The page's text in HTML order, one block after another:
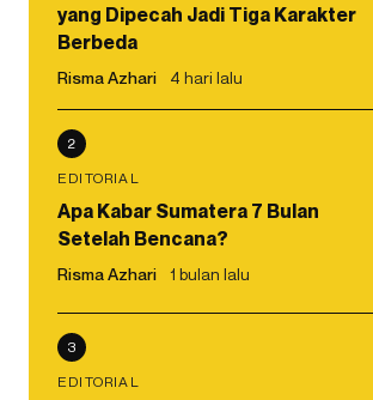
yang Dipecah Jadi Tiga Karakter
Berbeda
Risma Azhari 4 hari lalu
2
EDITORIAL
Apa Kabar Sumatera 7 Bulan
Setelah Bencana?
Risma Azhari 1 bulan lalu
3
EDITORIAL